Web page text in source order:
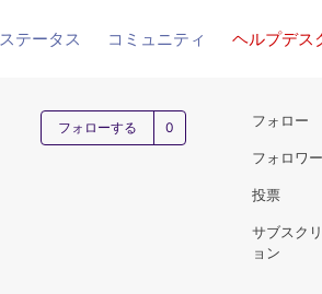
ステータス コミュニティ ヘルプデス
フォローする 0人がフォロー中
フォロー
フォロワー
投票
サブスク
ョン